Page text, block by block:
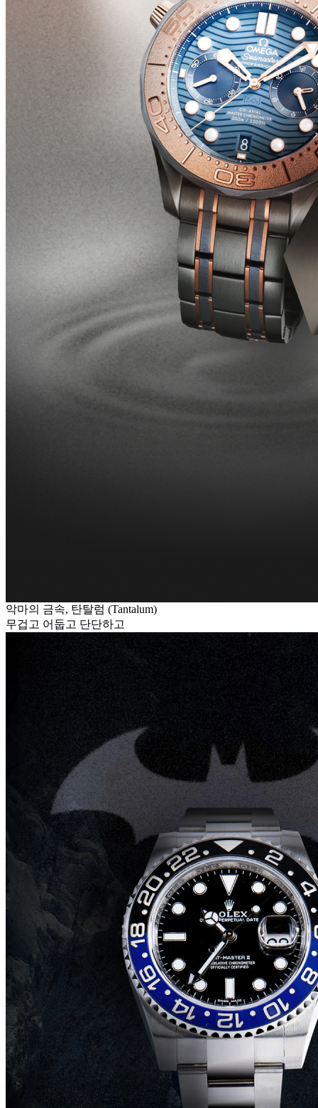
악마의 금속, 탄탈럼 (Tantalum)
무겁고 어둡고 단단하고